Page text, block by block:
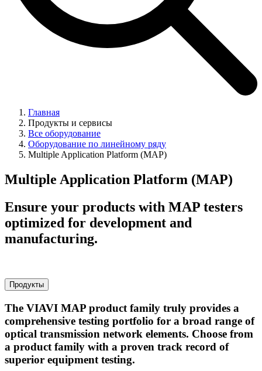
Главная
Продукты и сервисы
Все оборудование
Оборудование по линейному ряду
Multiple Application Platform (MAP)
Multiple Application Platform (MAP)
Ensure your products with MAP testers
optimized for development and
manufacturing.
Продукты
The VIAVI MAP product family truly provides a
comprehensive testing portfolio for a broad range of
optical transmission network elements. Choose from
a product family with a proven track record of
superior equipment testing.